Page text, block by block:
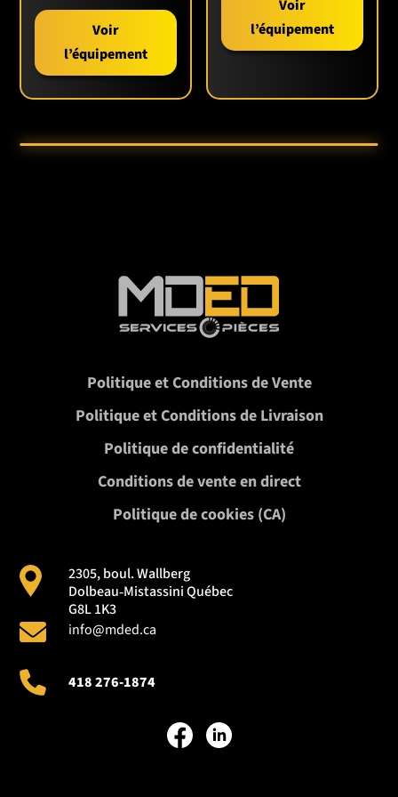
Voir
l’équipement
Voir
l’équipement
2305, boul. Wallberg
Dolbeau‑Mistassini Québec
G8L 1K3
Politique et Conditions de Vente
Politique et Conditions de Livraison
Politique de confidentialité
Conditions de vente en direct
Politique de cookies (CA)
info@mded.ca
418 276-1874